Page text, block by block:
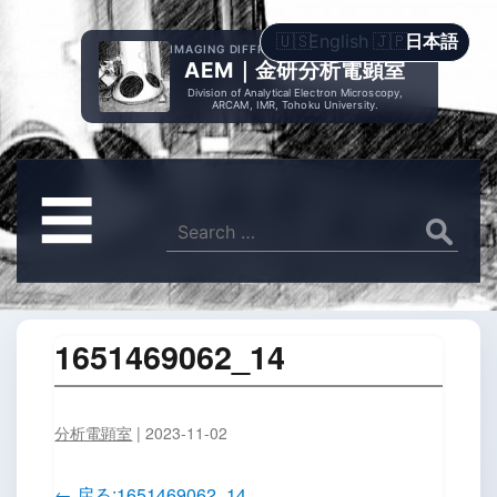
English 日本語
IMAGING DIFFRACTION SPECTROMETRY
AEM｜金研分析電顕室
Division of Analytical Electron Microscopy,
ARCAM, IMR, Tohoku University.
☰
ー
Search
for:
1651469062_14
分析電顕室 |2023-11-02